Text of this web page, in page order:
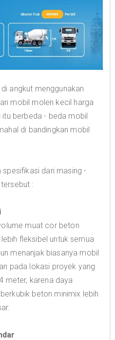
angkut menggunakan
mobil molen kecil harga
berbeda - beda mobil
di bandingkan mobil
dari masing -
:
muat cor beton
fleksibel untuk semua
menanjak biasanya mobil
pada lokasi proyek yang
meter, karena daya
beton minimix lebih